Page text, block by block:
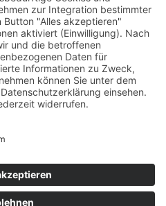
Amt für Bau und Immobilien
zahlreichen künstlerischen
1964/1965 den
Schule (Hammarskjöldring
1967 von Heinz
das Relief 2,20 mal 3,80
an der rechten